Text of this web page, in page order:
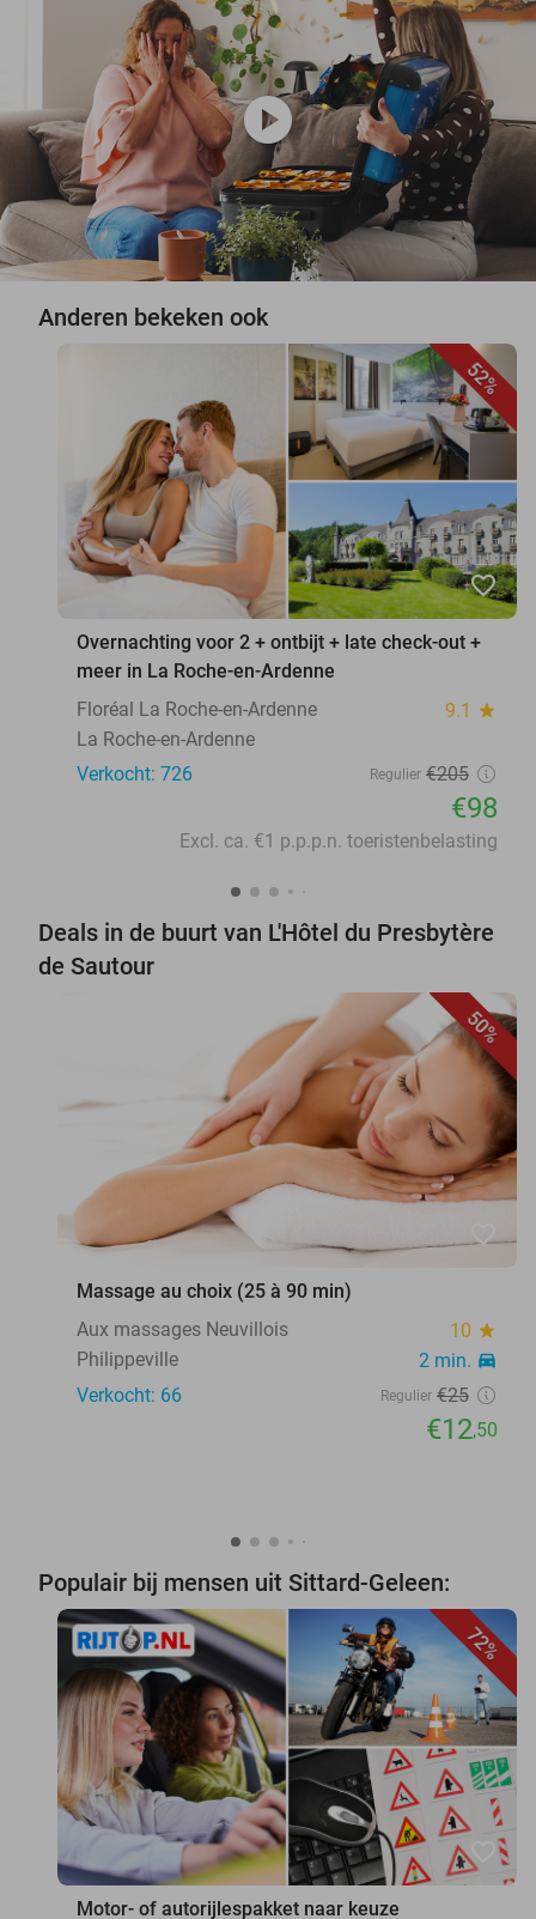
play_circle
Anderen bekeken ook
52%
favorite_border
Overnachting voor 2 + ontbijt + late check-out +
meer in La Roche-en-Ardenne
Floréal La Roche-en-Ardenne
9.1 star
La Roche-en-Ardenne
Verkocht: 726
Regulier €205
€98
Excl. ca. €1 p.p.p.n. toeristenbelasting
Deals in de buurt van L'Hôtel du Presbytère
de Sautour
50%
favorite_border
Massage au choix (25 à 90 min)
Aux massages Neuvillois
10 star
Philippeville 2 min. directions_car
Verkocht: 66 Regulier €25
€12,50
Populair bij mensen uit Sittard-Geleen:
72%
favorite_border
Motor- of autorijlespakket naar keuze